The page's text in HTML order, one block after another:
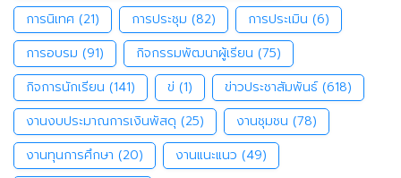
การนิเทศ (21) การประชุม (82) การประเมิน (6)
การอบรม (91) กิจกรรมพัฒนาผู้เรียน (75)
กิจการนักเรียน (141) ข่ (1) ข่าวประชาสัมพันธ์ (618)
งานงบประมาณการเงินพัสดุ (25) งานชุมชน (78)
งานทุนการศึกษา (20) งานแนะแนว (49)